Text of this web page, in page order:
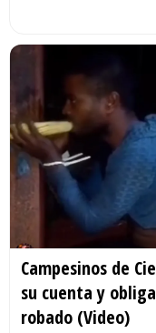
Campesinos de
su cuenta y
robado (Video)